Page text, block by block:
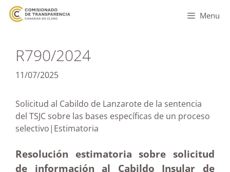
Menu
R790/2024
11/07/2025
Solicitud al Cabildo de Lanzarote de la sentencia
del TSJC sobre las bases específicas de un proceso
selectivo|Estimatoria
Resolución estimatoria sobre solicitud
de información al Cabildo Insular de